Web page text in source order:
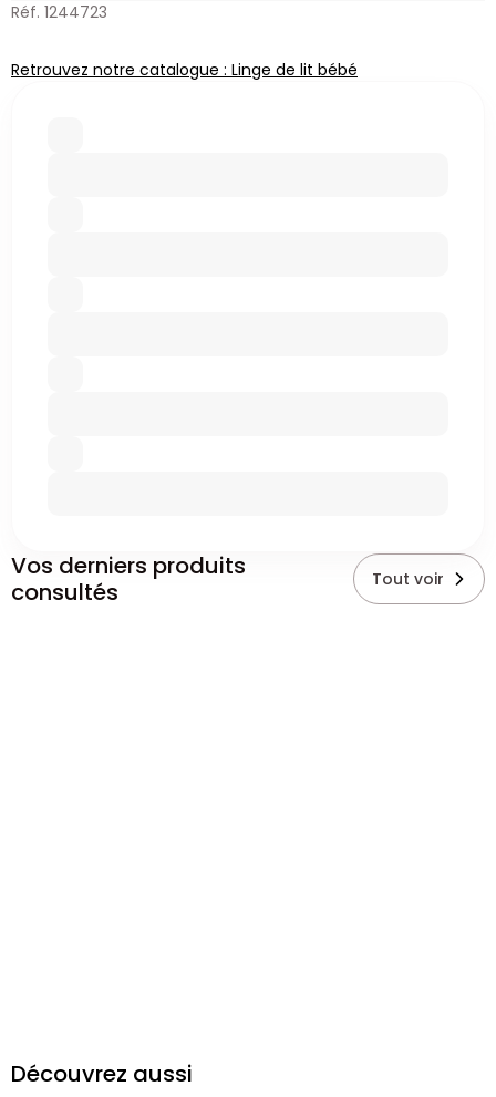
Réf. 1244723
Retrouvez notre catalogue : Linge de lit bébé
Vos derniers produits
consultés
Tout voir
Découvrez aussi